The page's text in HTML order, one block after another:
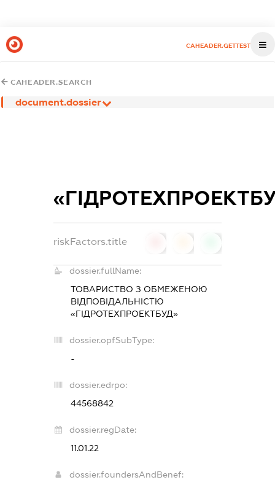
CAHEADER.GETTEST
CAHEADER.SEARCH
document.dossier
riskFactors.title
dossier.fullName:
ТОВАРИСТВО З ОБМЕЖЕНОЮ
ВІДПОВІДАЛЬНІСТЮ
«ГIДРОТЕХПРОЕКТБУД»
dossier.opfSubType:
-
dossier.edrpo:
44568842
dossier.regDate:
11.01.22
dossier.foundersAndBenef: